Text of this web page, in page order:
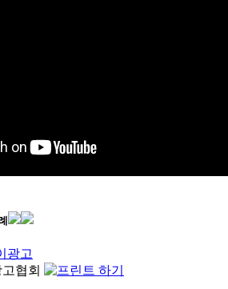
광고
협회